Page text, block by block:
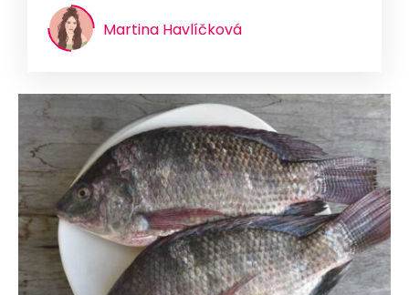
Martina Havlíčková